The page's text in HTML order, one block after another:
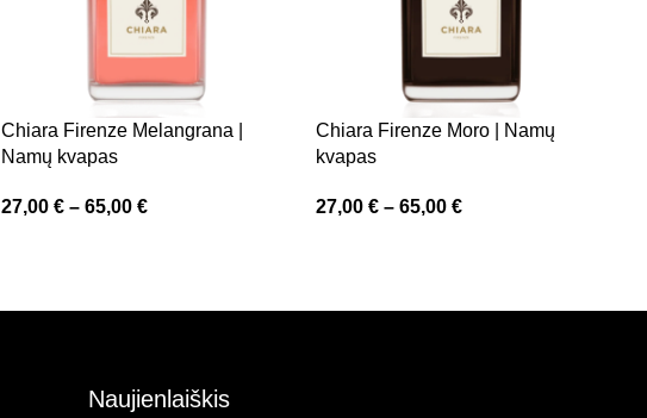
Chiara Firenze Melangrana |
Namų kvapas
27,00 € – 65,00 €
Chiara Firenze Moro | Namų
kvapas
27,00 € – 65,00 €
Naujienlaiškis